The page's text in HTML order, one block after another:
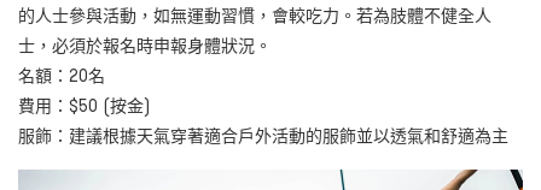
的人士參與活動，如無運動習慣，會較吃力。若為肢體不健全人
士，必須於報名時申報身體狀況。
名額：20名
費用：$50 (按金)
服飾：建議根據天氣穿著適合戶外活動的服飾並以透氣和舒適為主